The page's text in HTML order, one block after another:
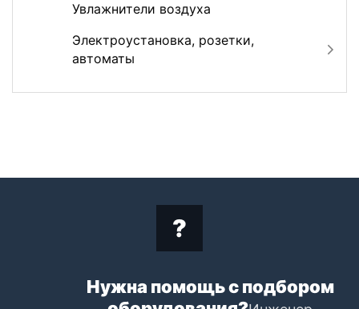
Увлажнители воздуха
Электроустановка, розетки,
автоматы
Нужна помощь с подбором